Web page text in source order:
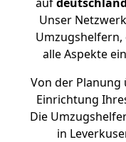
Unser
Umzugshelfern,
alle Aspekte
Von der
Einrichtung
Die
in